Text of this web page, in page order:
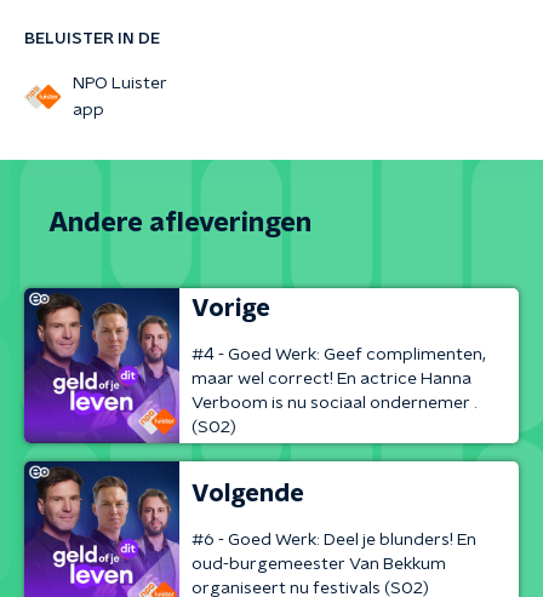
BELUISTER IN DE
NPO Luister
app
Andere afleveringen
Vorige
#4 - Goed Werk: Geef complimenten,
maar wel correct! En actrice Hanna
Verboom is nu sociaal ondernemer .
(S02)
Volgende
#6 - Goed Werk: Deel je blunders! En
oud-burgemeester Van Bekkum
organiseert nu festivals (S02)